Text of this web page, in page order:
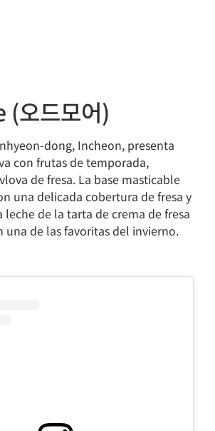
오드모어)
dong, Incheon, presenta
con frutas de temporada,
de fresa. La base masticable
una delicada cobertura de fresa y
leche de la tarta de crema de fresa
una de las favoritas del invierno.